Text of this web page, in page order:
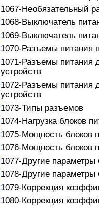
1067-Необязательный
1068-Выключатель
1069-Выключатель
1070-Разъемы питания
1071-Разъемы питания
устройств
1072-Разъемы питания
устройств
1073-Типы разъемов
1074-Нагрузка блоков
1075-Мощность блоков
1076-Мощность блоков
1077-Другие параметры
1078-Другие
1079-Коррекция
1080-Коррекция